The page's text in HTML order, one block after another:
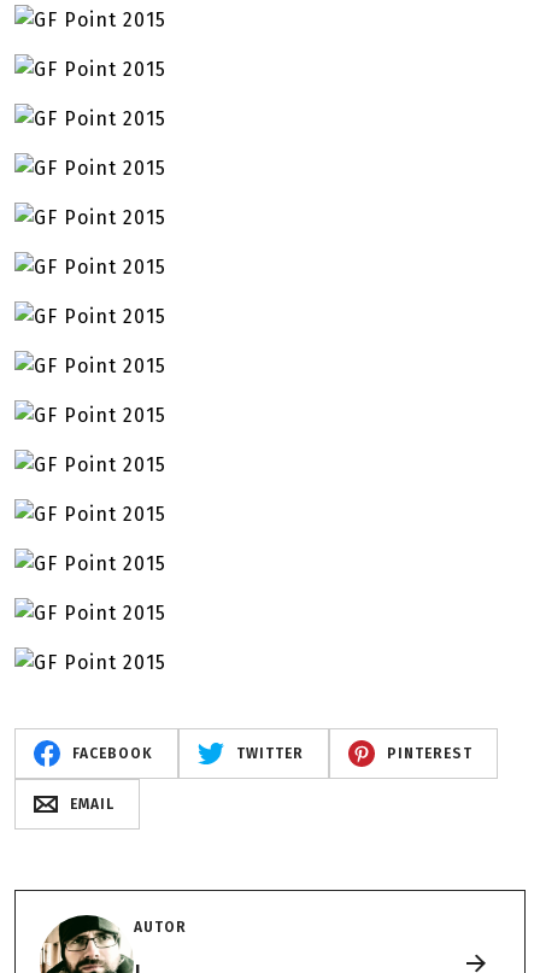
FACEBOOK TWITTER PINTEREST
EMAIL
AUTOR